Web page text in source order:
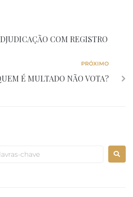
COM REGISTRO
PRÓXIMO
É MULTADO NÃO VOTA?